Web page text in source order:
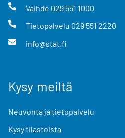
Vaihde 029 551 1000
Tietopalvelu 029 551 2220
info@stat.fi
Kysy meiltä
Neuvonta ja tietopalvelu
Kysy tilastoista